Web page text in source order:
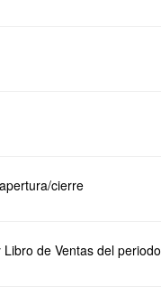
cierre
de Ventas del periodo